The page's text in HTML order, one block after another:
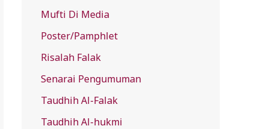
Mufti Di Media
Poster/Pamphlet
Risalah Falak
Senarai Pengumuman
Taudhih Al-Falak
Taudhih Al-hukmi